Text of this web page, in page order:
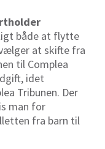
både at flytte
at skifte fra
til Complea
idet
Tribunen. Der
man for
fra barn til